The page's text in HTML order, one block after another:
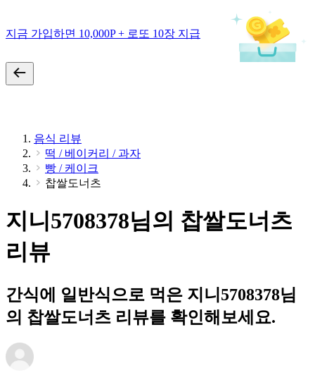
지금 가입하면 10,000P + 로또 10장 지급
음식 리뷰
떡 / 베이커리 / 과자
빵 / 케이크
찹쌀도너츠
지니5708378님의 찹쌀도너츠
리뷰
간식에 일반식으로 먹은 지니5708378님
의 찹쌀도너츠 리뷰를 확인해보세요.